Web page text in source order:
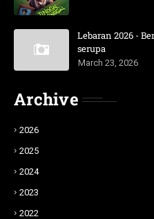
Lebaran 2026 -
serupa
March 23, 2026
Archive
2026
2025
2024
2023
2022